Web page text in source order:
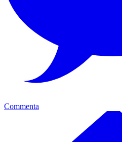
Commenta